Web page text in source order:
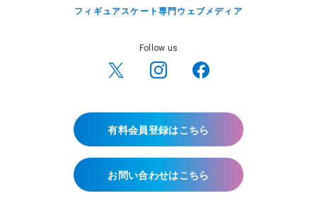
フィギュアスケート専門ウェブメディア
Follow us
有料会員登録はこちら
お問い合わせはこちら